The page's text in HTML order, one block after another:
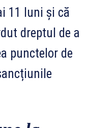
11 luni și că
dreptul de a
punctelor de